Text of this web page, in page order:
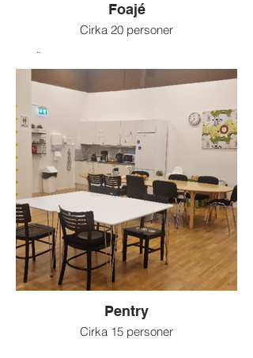
Foajé
Cirka 20 personer
Öppen miljö (viss störning kan ske)
För t ex workshops och visningar
Kan bokas i kombination med andra rum
när ni behöver komplettera med en socialt
avslappnad miljö för exempelvis mingel
och mottagning.
Pentry
Cirka 15 personer